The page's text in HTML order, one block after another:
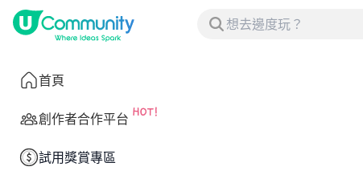
首頁
創作者合作平台
試用獎賞專區